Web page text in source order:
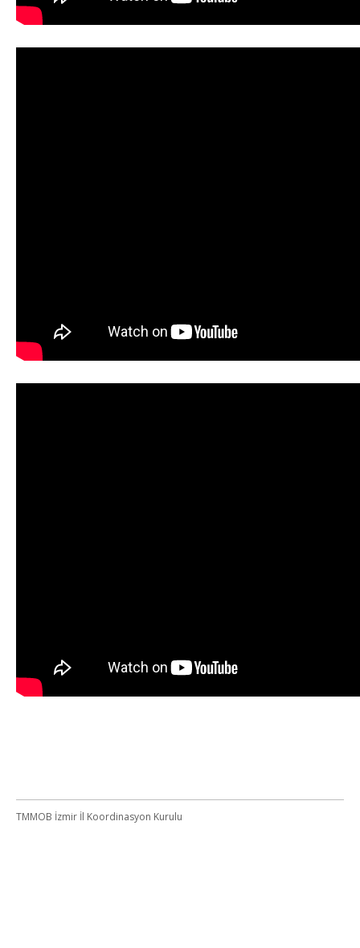
TMMOB İzmir İl Koordinasyon Kurulu